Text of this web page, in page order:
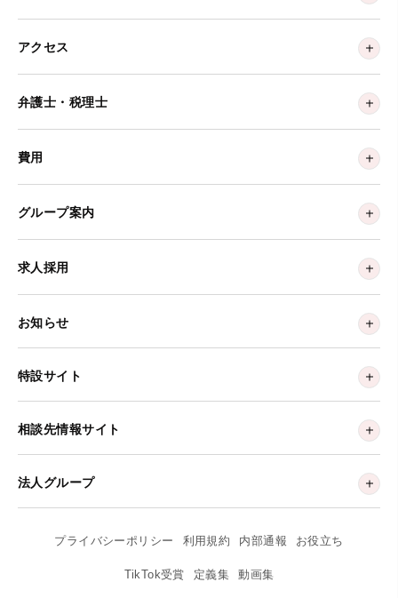
アクセス
弁護士・税理士
費用
グループ案内
求人採用
お知らせ
特設サイト
相談先情報サイト
法人グループ
プライバシーポリシー 利用規約 内部通報 お役立ち
TikTok受賞 定義集 動画集